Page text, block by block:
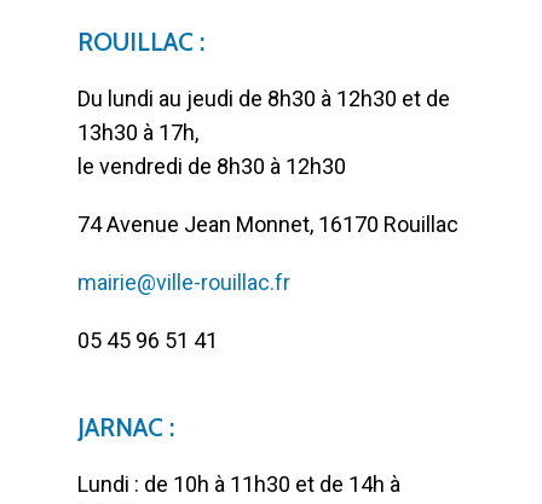
ROUILLAC :
Du lundi au jeudi de 8h30 à 12h30 et de
13h30 à 17h,
le vendredi de 8h30 à 12h30
74 Avenue Jean Monnet, 16170 Rouillac
mairie@ville-rouillac.fr
05 45 96 51 41
JARNAC :
Lundi : de 10h à 11h30 et de 14h à